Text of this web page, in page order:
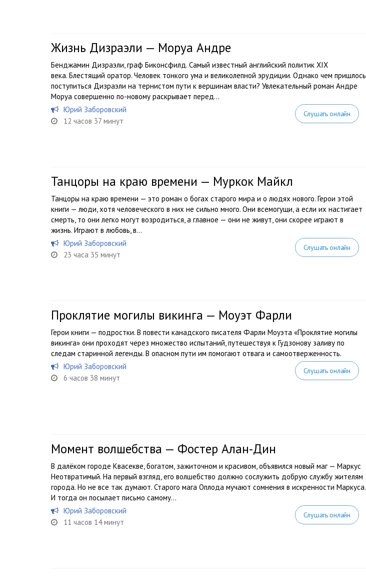
Жизнь Дизраэли — Моруа Андре
Бенджамин Дизраэли, граф Биконсфилд. Самый известный английский политик XIX
века. Блестящий оратор. Человек тонкого ума и великолепной эрудиции. Однако чем пришлось
поступиться Дизраэли на тернистом пути к вершинам власти? Увлекательный роман Андре
Моруа совершенно по-новому раскрывает перед...
Юрий Заборовский
12 часов 37 минут
Слушать онлайн
Танцоры на краю времени — Муркок Майкл
Танцоры на краю времени — это роман о богах старого мира и о людях нового. Герои этой
книги — люди, хотя человеческого в них не сильно много. Они всемогущи, а если их настигает
смерть, то они легко могут возродиться, а главное — они не живут, они скорее играют в
жизнь. Играют в любовь, в...
Юрий Заборовский
23 часа 35 минут
Слушать онлайн
Проклятие могилы викинга — Моуэт Фарли
Герои книги — подростки. В повести канадского писателя Фарли Моуэта «Проклятие могилы
викинга» они проходят через множество испытаний, путешествуя к Гудзонову заливу по
следам старинной легенды. В опасном пути им помогают отвага и самоотверженность.
Юрий Заборовский
6 часов 38 минут
Слушать онлайн
Момент волшебства — Фостер Алан-Дин
В далёком городе Квасекве, богатом, зажиточном и красивом, объявился новый маг — Маркус
Неотвратимый. На первый взгляд, его волшебство должно сослужить добрую службу жителям
города. Но не все так думают. Старого мага Оплода мучают сомнения в искренности Маркуса.
И тогда он посылает письмо самому...
Юрий Заборовский
11 часов 14 минут
Слушать онлайн